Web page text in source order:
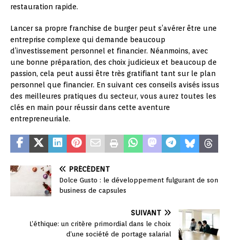
restauration rapide.
Lancer sa propre franchise de burger peut s’avérer être une
entreprise complexe qui demande beaucoup
d’investissement personnel et financier. Néanmoins, avec
une bonne préparation, des choix judicieux et beaucoup de
passion, cela peut aussi être très gratifiant tant sur le plan
personnel que financier. En suivant ces conseils avisés issus
des meilleures pratiques du secteur, vous aurez toutes les
clés en main pour réussir dans cette aventure
entrepreneuriale.
PRÉCÉDENT
Dolce Gusto : le développement fulgurant de son
business de capsules
SUIVANT
L’éthique: un critère primordial dans le choix
d’une société de portage salarial